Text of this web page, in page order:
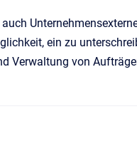
ein zu
Verwaltung von